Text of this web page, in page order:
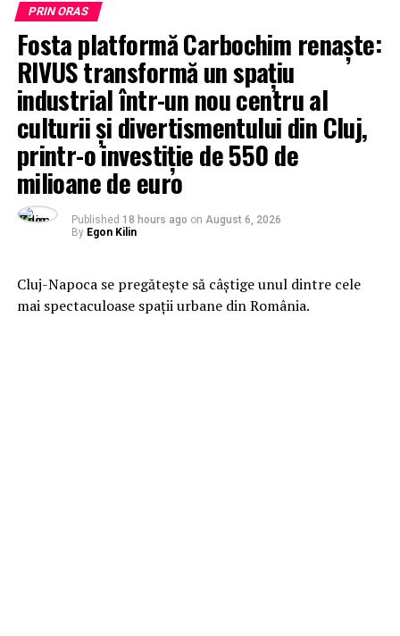
PRIN ORAS
Fosta platformă Carbochim renaște:
RIVUS transformă un spațiu
industrial într-un nou centru al
culturii și divertismentului din Cluj,
printr-o investiție de 550 de
milioane de euro
Published 18 hours ago on August 6, 2026
By Egon Kilin
Cluj-Napoca se pregătește să câștige unul dintre cele
mai spectaculoase spații urbane din România.